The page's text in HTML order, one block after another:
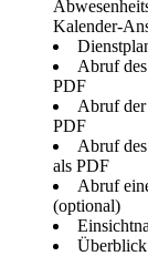
Kalender-
Abruf
PDF
Abruf der
PDF
Abruf
als PDF
Abruf
(optional)